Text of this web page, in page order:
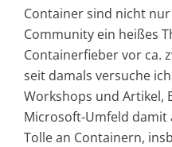
Container sind nicht
Community ein heißes
Containerfieber vor ca.
seit damals versuche
Workshops und Artikel,
Microsoft-Umfeld damit
Tolle an Containern,